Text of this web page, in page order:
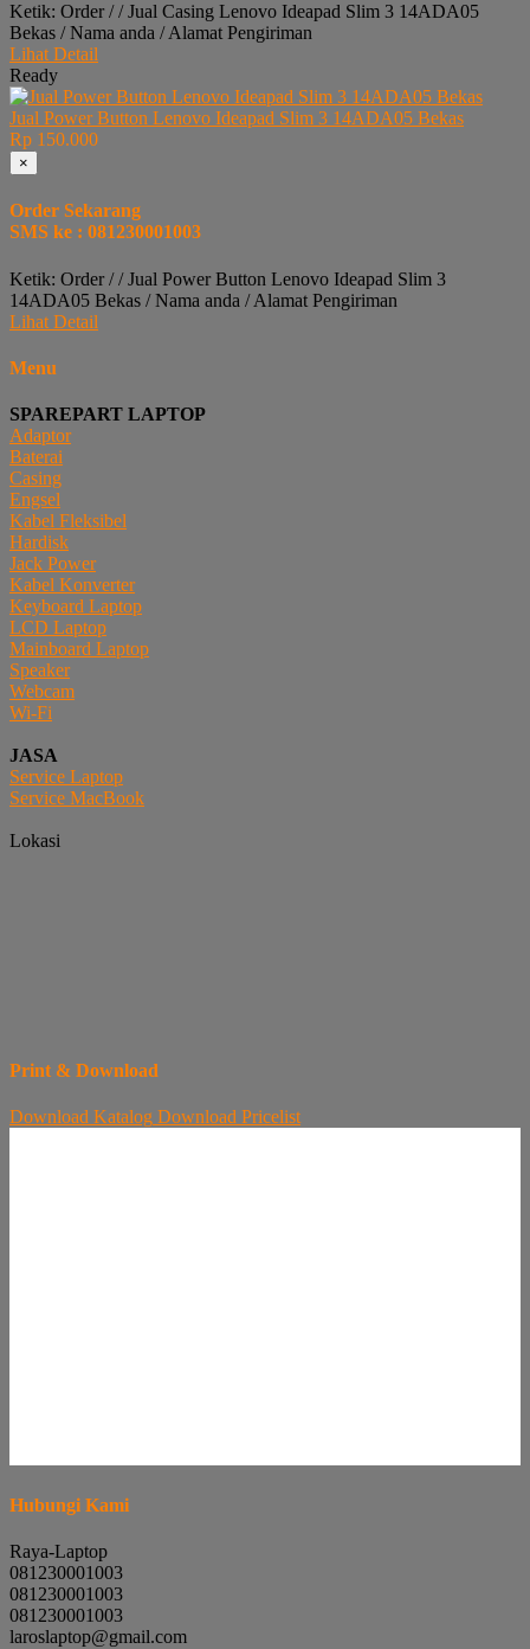
Ketik: Order / / Jual Casing Lenovo Ideapad Slim 3 14ADA05
Bekas / Nama anda / Alamat Pengiriman
Lihat Detail
Ready
Jual Power Button Lenovo Ideapad Slim 3 14ADA05 Bekas
Rp 150.000
×
Order Sekarang
SMS ke : 081230001003
Ketik: Order / / Jual Power Button Lenovo Ideapad Slim 3
14ADA05 Bekas / Nama anda / Alamat Pengiriman
Lihat Detail
Menu
SPAREPART LAPTOP
Adaptor
Baterai
Casing
Engsel
Kabel Fleksibel
Hardisk
Jack Power
Kabel Konverter
Keyboard Laptop
LCD Laptop
Mainboard Laptop
Speaker
Webcam
Wi-Fi
JASA
Service Laptop
Service MacBook
Lokasi
Print & Download
Download Katalog Download Pricelist
Hubungi Kami
Raya-Laptop
081230001003
081230001003
081230001003
laroslaptop@gmail.com